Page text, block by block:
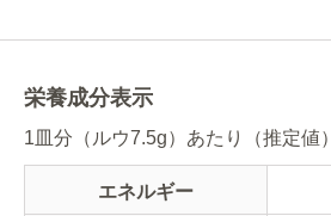
栄養成分表示
1皿分（ルウ7.5g）あたり（推定値）
エネルギー